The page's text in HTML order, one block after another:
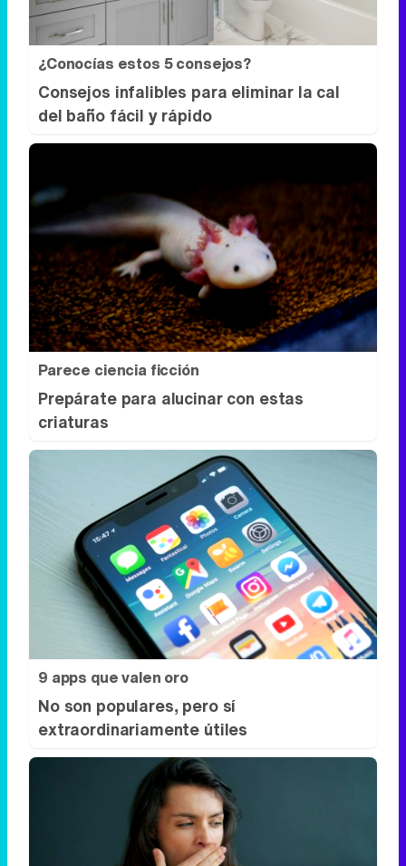
¿Conocías estos 5 consejos?
Consejos infalibles para eliminar la cal
del baño fácil y rápido
Parece ciencia ficción
Prepárate para alucinar con estas
criaturas
9 apps que valen oro
No son populares, pero sí
extraordinariamente útiles